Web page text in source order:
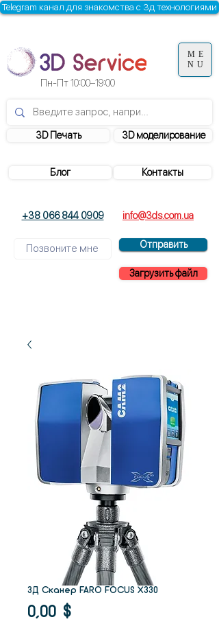
3D моделирование
Контакты
3D Печать
+38 066 844 0909 info@3ds.com.ua
Отправить
Загрузить файл
Блог
Пн-Пт10:00–19:00
Telegram канал для знакомства с 3д технологиями
ME
NU
3Д Сканер FARO FOCUS X330
0,00 $Цена